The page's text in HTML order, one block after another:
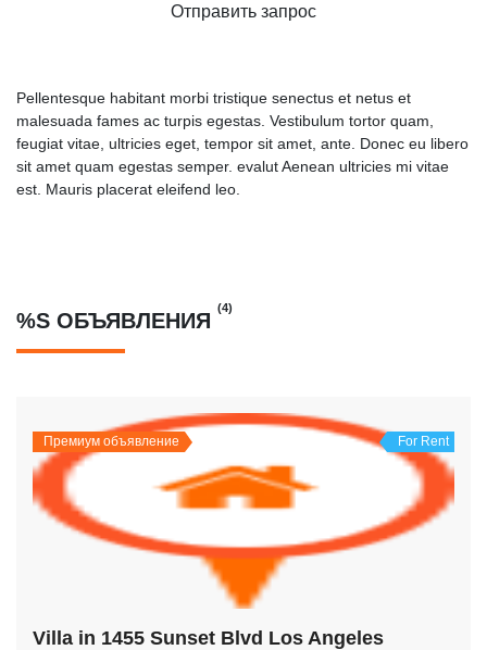
Отправить запрос
Pellentesque habitant morbi tristique senectus et netus et
malesuada fames ac turpis egestas. Vestibulum tortor quam,
feugiat vitae, ultricies eget, tempor sit amet, ante. Donec eu libero
sit amet quam egestas semper. evalut Aenean ultricies mi vitae
est. Mauris placerat eleifend leo.
%S ОБЪЯВЛЕНИЯ
(4)
Премиум объявление For Rent
Villa in 1455 Sunset Blvd Los Angeles